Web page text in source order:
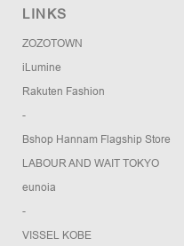
LINKS
ZOZOTOWN
iLumine
Rakuten Fashion
-
Bshop Hannam Flagship Store
LABOUR AND WAIT TOKYO
eunoia
-
VISSEL KOBE